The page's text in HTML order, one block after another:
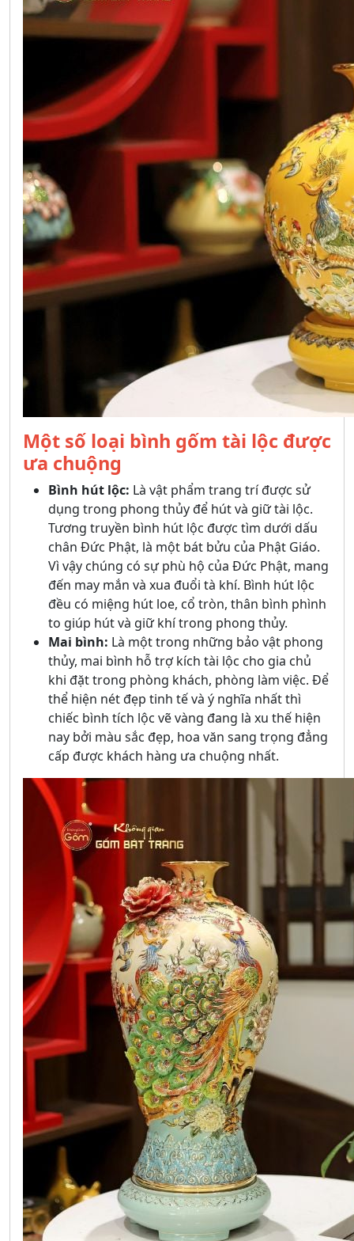
Một số loại bình gốm tài lộc được
ưa chuộng
Bình hút lộc: Là vật phẩm trang trí được sử
dụng trong phong thủy để hút và giữ tài lộc.
Tương truyền bình hút lộc được tìm dưới dấu
chân Đức Phật, là một bát bửu của Phật Giáo.
Vì vậy chúng có sự phù hộ của Đức Phật, mang
đến may mắn và xua đuổi tà khí. Bình hút lộc
đều có miệng hút loe, cổ tròn, thân bình phình
to giúp hút và giữ khí trong phong thủy.
Mai bình: Là một trong những bảo vật phong
thủy, mai bình hỗ trợ kích tài lộc cho gia chủ
khi đặt trong phòng khách, phòng làm việc. Để
thể hiện nét đẹp tinh tế và ý nghĩa nhất thì
chiếc bình tích lộc vẽ vàng đang là xu thế hiện
nay bởi màu sắc đẹp, hoa văn sang trọng đẳng
cấp được khách hàng ưa chuộng nhất.